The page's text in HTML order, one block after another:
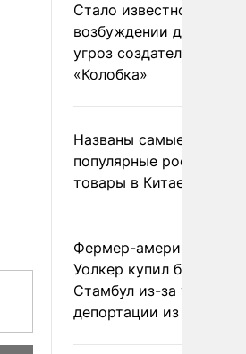
Стало известно о
возбуждении дела из-
угроз создателям
«Колобка»
Названы самые
популярные российские
товары в Китае
Фермер-американец
Уолкер купил билет в
Стамбул из-за угрозы
депортации из России